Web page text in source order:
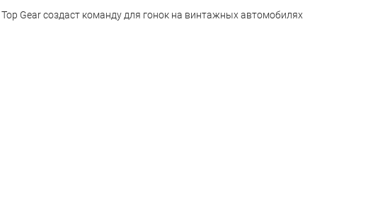
Gear создаст команду для гонок на винтажных автомобилях